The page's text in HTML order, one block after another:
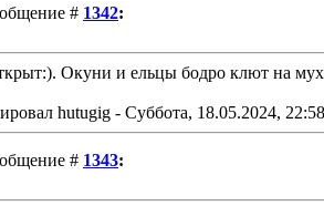
# 1342:
Окуни и ельцы бодро клют на
hutugig - Суббота, 18.05.2024, 22:58
# 1343: